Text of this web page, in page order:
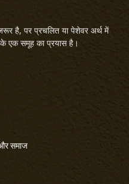
है, पर प्रचलित या पेशेवर अर्थ में
के एक समूह का प्रयास है।
समाज